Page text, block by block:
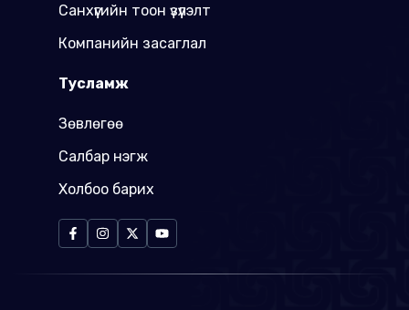
Санхүүгийн тоон үзүүлэлт
Компанийн засаглал
Тусламж
Зөвлөгөө
Салбар нэгж
Холбоо барих